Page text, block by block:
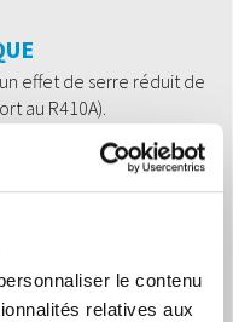
le contenu
relatives aux
effet de serre réduit de
au R410A).